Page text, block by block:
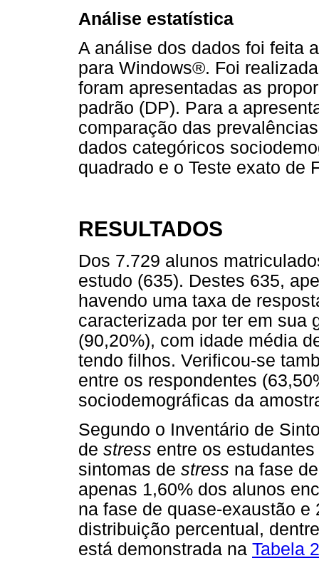
Análise estatística
A análise dos dados foi feita
para Windows®. Foi
foram apresentadas as
padrão (DP). Para a
comparação das
dados categóricos
quadrado e o Teste exato de
RESULTADOS
Dos 7.729 alunos
estudo (635). Destes 635,
havendo uma taxa de
caracterizada por ter em sua
(90,20%), com idade média
tendo filhos. Verificou-se
entre os respondentes
sociodemográficas da
Segundo o Inventário de
de stress entre os
sintomas de stress na fase
apenas 1,60% dos alunos
na fase de quase-exaustão e
distribuição percentual,
está demonstrada na Tabela 2